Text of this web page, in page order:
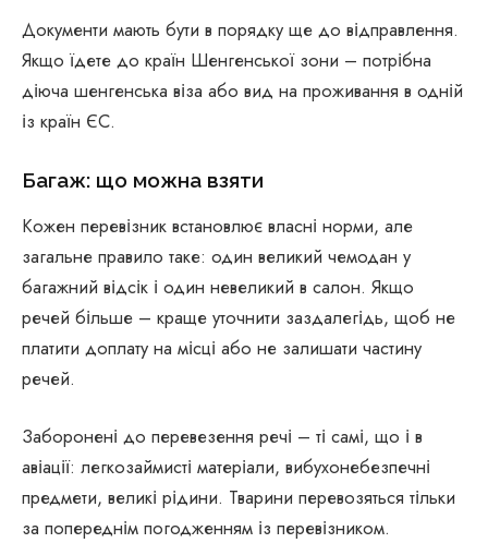
Документи мають бути в порядку ще до відправлення.
Якщо їдете до країн Шенгенської зони – потрібна
діюча шенгенська віза або вид на проживання в одній
із країн ЄС.
Багаж: що можна взяти
Кожен перевізник встановлює власні норми, але
загальне правило таке: один великий чемодан у
багажний відсік і один невеликий в салон. Якщо
речей більше – краще уточнити заздалегідь, щоб не
платити доплату на місці або не залишати частину
речей.
Заборонені до перевезення речі – ті самі, що і в
авіації: легкозаймисті матеріали, вибухонебезпечні
предмети, великі рідини. Тварини перевозяться тільки
за попереднім погодженням із перевізником.